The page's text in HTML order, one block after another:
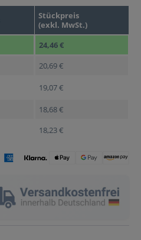
Stückpreis
(exkl. MwSt.)
24,46 €
20,69 €
19,07 €
18,68 €
18,23 €